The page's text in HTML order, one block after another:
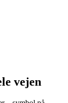
vejen